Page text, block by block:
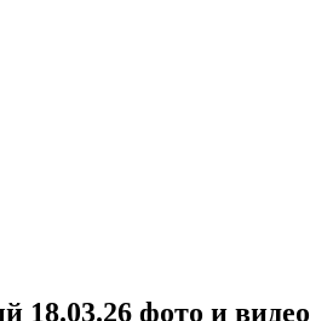
18.03.26 фото и видео